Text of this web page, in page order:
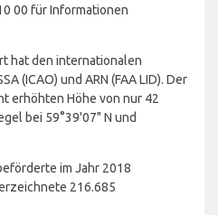
00 für Informationen
hat den internationalen
(ICAO) und ARN (FAA LID). Der
erhöhten Höhe von nur 42
bei 59°39'07" N und
im Jahr 2018
216.685